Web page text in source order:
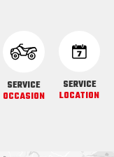
SERVICE
OCCASION
SERVICE
LOCATION